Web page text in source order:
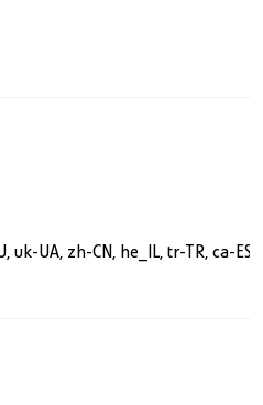
UA, zh-CN, he_IL, tr-TR, ca-